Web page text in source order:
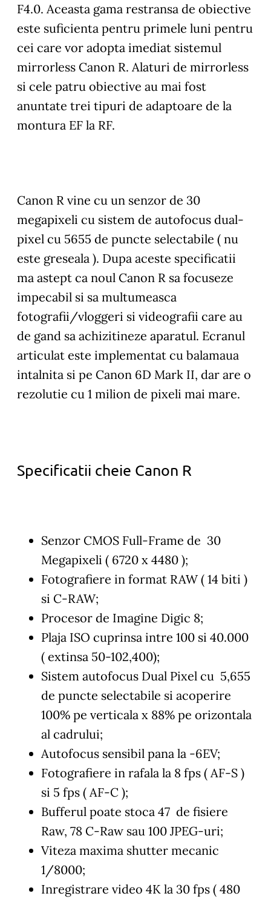
F4.0. Aceasta gama restransa de obiective
este suficienta pentru primele luni pentru
cei care vor adopta imediat sistemul
mirrorless Canon R. Alaturi de mirrorless
si cele patru obiective au mai fost
anuntate trei tipuri de adaptoare de la
montura EF la RF.
Canon R vine cu un senzor de 30
megapixeli cu sistem de autofocus dual-
pixel cu 5655 de puncte selectabile ( nu
este greseala ). Dupa aceste specificatii
ma astept ca noul Canon R sa focuseze
impecabil si sa multumeasca
fotografii/vloggeri si videografii care au
de gand sa achizitineze aparatul. Ecranul
articulat este implementat cu balamaua
intalnita si pe Canon 6D Mark II, dar are o
rezolutie cu 1 milion de pixeli mai mare.
Specificatii cheie Canon R
Senzor CMOS Full-Frame de 30
Megapixeli ( 6720 x 4480 );
Fotografiere in format RAW ( 14 biti )
si C-RAW;
Procesor de Imagine Digic 8;
Plaja ISO cuprinsa intre 100 si 40.000
( extinsa 50-102,400);
Sistem autofocus Dual Pixel cu 5,655
de puncte selectabile si acoperire
100% pe verticala x 88% pe orizontala
al cadrului;
Autofocus sensibil pana la -6EV;
Fotografiere in rafala la 8 fps ( AF-S )
si 5 fps ( AF-C );
Bufferul poate stoca 47 de fisiere
Raw, 78 C-Raw sau 100 JPEG-uri;
Viteza maxima shutter mecanic
1/8000;
Inregistrare video 4K la 30 fps ( 480